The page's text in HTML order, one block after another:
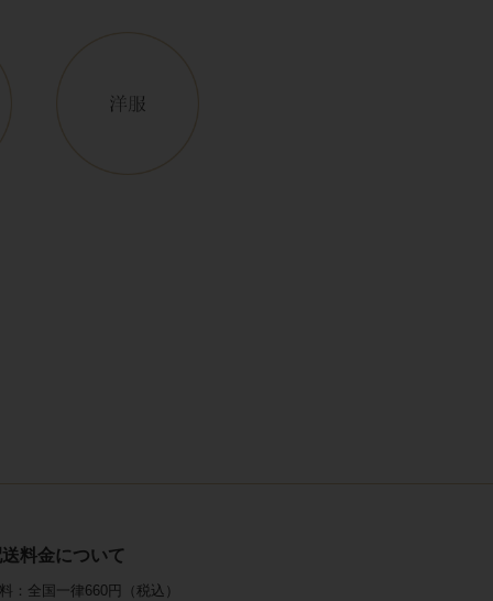
料金について
：全国一律660円（税込）